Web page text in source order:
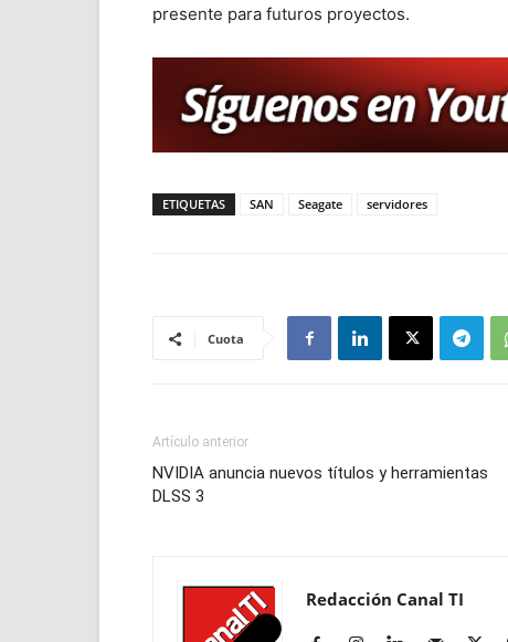
presente para futuros proyectos.
ETIQUETAS SAN Seagate servidores
Cuota
Artículo anterior
NVIDIA anuncia nuevos títulos y herramientas
DLSS 3
Redacción Canal TI